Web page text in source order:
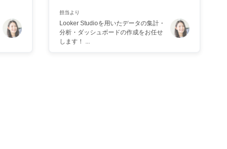
担当より
Looker Studioを用いたデータの集計・
分析・ダッシュボードの作成をお任せ
します！ ...